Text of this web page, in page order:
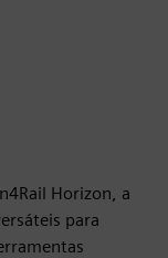
Horizon, a
para